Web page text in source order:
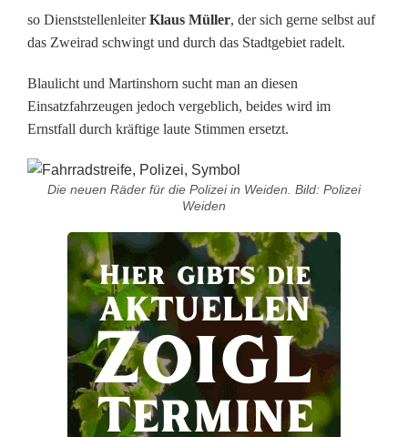
d
e
r
f
ü
so DienststellenleiterKlaus Müller, der sich gerne selbst auf
das Zweirad schwingt und durch das Stadtgebiet radelt.
Blaulicht und Martinshorn sucht man an diesen
Einsatzfahrzeugen jedoch vergeblich, beides wird im
Ernstfall durch kräftige laute Stimmen ersetzt.
Die neuen Räder für die Polizei in Weiden. Bild: Polizei
Weiden